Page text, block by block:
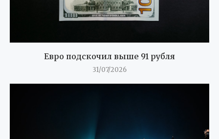
Евро подскочил выше 91 рубля
31/07/2026